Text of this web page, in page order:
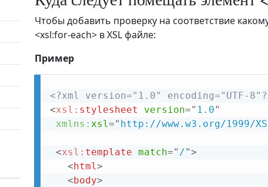
Чтобы добавить проверку на соответствие
<xsl:for-each> в XSL файле:
Пример
<?xml version="1.0" encoding="UTF-
<xsl: stylesheet version=" 1.0"
xmlns: xsl=" http://www.w3.org/1999/
<xsl: template match=" /">
< html>
< body>